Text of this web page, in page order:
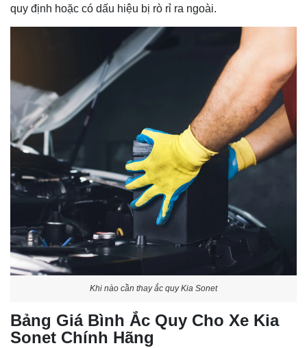
quy định hoặc có dấu hiệu bị rò rỉ ra ngoài.
Khi nào cần thay ắc quy Kia Sonet
Bảng Giá Bình Ắc Quy Cho Xe Kia
Sonet Chính Hãng